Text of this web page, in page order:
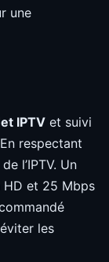
une
IPTV et suivi
respectant
l’IPTV. Un
HD et 25 Mbps
les